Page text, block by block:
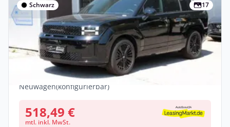
Schwarz 17
Gewerbe
Hyundai SANTA FE 1.6 T-GDI Hybrid 4WD
Blackline Schiebedach
Benzin •Automatik •239 PS (176 kW)
Neuwagen(konfigurierbar)
518,49 €
mtl. inkl. MwSt.